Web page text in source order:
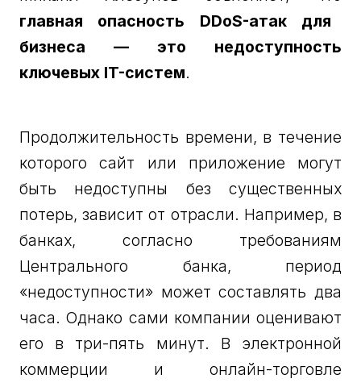
главная опасность DDoS-атак для
бизнеса — это недоступность
ключевых IT-систем.
Продолжительность времени, в течение
которого сайт или приложение могут
быть недоступны без существенных
потерь, зависит от отрасли. Например, в
банках, согласно требованиям
Центрального банка, период
«недоступности» может составлять два
часа. Однако сами компании оценивают
его в три-пять минут. В электронной
коммерции и онлайн-торговле